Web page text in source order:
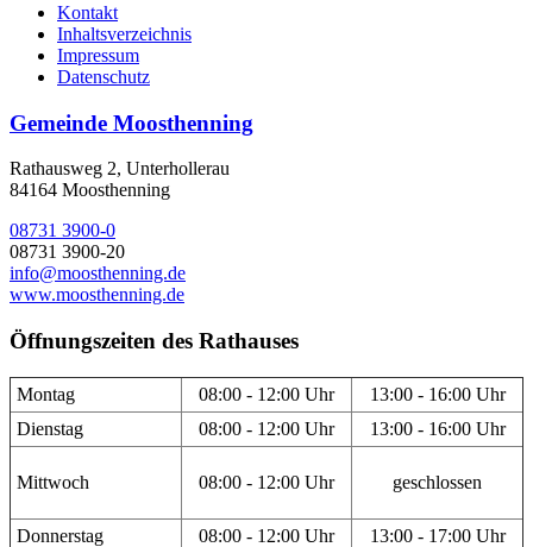
Kontakt
Inhaltsverzeichnis
Impressum
Datenschutz
Gemeinde Moosthenning
Rathausweg 2, Unterhollerau
84164 Moosthenning
08731 3900-0
08731 3900-20
info@moosthenning.de
www.moosthenning.de
Öffnungszeiten des Rathauses
Montag 08:00 - 12:00 Uhr
13:00 - 16:00 Uhr
Dienstag
08:00 - 12:00 Uhr 13:00 - 16:00 Uhr
Mittwoch 08:00 - 12:00 Uhr geschlossen
Donnerstag 08:00 - 12:00 Uhr
13:00 - 17:00 Uhr